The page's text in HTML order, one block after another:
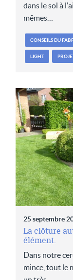
dans le sol à
mêmes…
CONSEILS DU
LIGHT
25 septembre
La clôture
élément.
Dans notre
mince, tout le